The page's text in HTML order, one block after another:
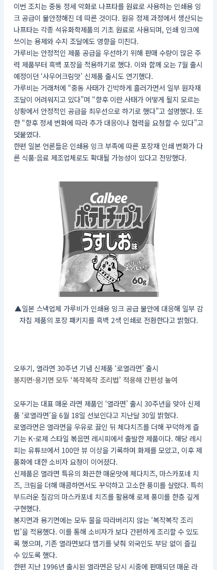
이번 조치는 중동 정세 악화로 나프타를 원료로 사용하는 인쇄용 잉
크 공급이 불안정해진 데 따른 것이다. 원유 정제 과정에서 생산되는
나프타는 각종 석유화학제품의 기초 원료로 사용되며, 인쇄 잉크에
쓰이는 용제와 수지 조달에도 영향을 미친다.
가루비는 안정적인 제품 공급을 우선하기 위해 판매 수량이 많은 주
력 제품부터 흑백 포장을 적용하기로 했다. 이와 함께 오는 7월 출시
예정이던 ‘사우어크림맛’ 신제품 출시도 연기했다.
가루비는 거래처에 “중동 사태가 긴박하게 흘러가면서 일부 원자재
조달이 어려워지고 있다”며 “향후 이란 사태가 어떻게 될지 모르는
상황에서 안정적인 공급을 최우선으로 하기로 했다”고 설명했다. 또
한 “향후 정세 변화에 따라 추가 대응이나 협력을 요청할 수 있다”고
덧붙였다.
한편 일본 언론들은 인쇄용 잉크 부족에 따른 포장재 인쇄 변화가 다
른 식품·음료 제조업체로도 확대될 가능성이 있다고 전망했다.
▲일본 스낵업체 가루비가 인쇄용 잉크 공급 불안에 대응해 일부 감
자칩 제품의 포장 패키지를 흑백 2색 인쇄로 전환한다고 밝혔다.
오뚜기, 열라면 30주년 기념 신제품 ‘로열라면’ 출시
봉지면·용기면 모두 ‘복작복작 조리법’ 적용해 간편성 높여
오뚜기는 대표 매운 라면 제품인 ‘열라면’ 출시 30주년을 맞아 신제
품 ‘로열라면’을 6월 18일 선보인다고 지난달 30일 밝혔다.
로열라면은 열라면을 우유로 끓인 뒤 체다치즈를 더해 꾸덕하게 즐
기는 K-로제 스타일 볶음면 레시피에서 출발한 제품이다. 해당 레시
피는 유튜브에서 100만 뷰 이상을 기록하며 화제를 모았고, 이후 제
품화에 대한 소비자 요청이 이어졌다.
신제품은 열라면 특유의 화끈한 매운맛에 체다치즈, 마스카포네 치
즈, 크림을 더해 매콤하면서도 꾸덕하고 고소한 풍미를 살렸다. 특히
부드러운 질감의 마스카포네 치즈를 활용해 로제 풍미를 한층 깊게
구현했다.
봉지면과 용기면에는 모두 물을 따라버리지 않는 ‘복작복작 조리
법’을 적용했다. 이를 통해 소비자가 보다 간편하게 조리할 수 있도
록 했으며, 기존 열라면보다 맵기를 낮춰 외국인도 부담 없이 즐길
수 있도록 했다.
한편 지난 1996년 출시된 열라면은 당시 시중에 판매되던 매운 라